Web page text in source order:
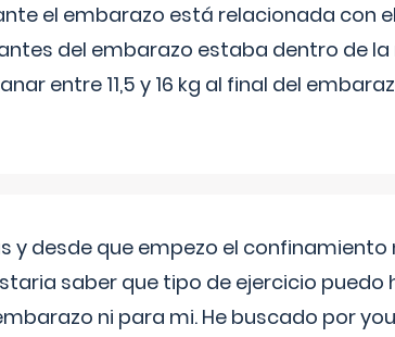
el embarazo está relacionada con
del embarazo estaba dentro de la
entre 11,5 y 16 kg al final del
y desde que empezo el
saber que tipo de ejercicio puedo
ni para mi. He buscado por